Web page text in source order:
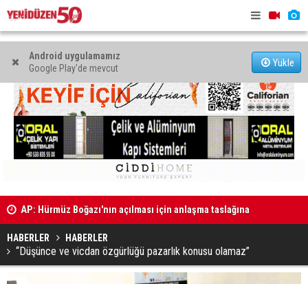
Android uygulamamız
Google Play'de mevcut
Yükle
AP: Hürmüz Boğazı'nın açılması için anlaşma taslağına
Aktunç: “Kadına yönelik şiddet münferit değil,
sistematik bir toplumsal sorundur”
HABERLER HABERLER
“Düşünce ve vicdan özgürlüğü pazarlık konusu olamaz”